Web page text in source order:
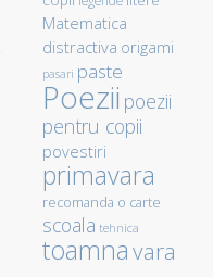
Matematica
distractiva origami
pasari paste
Poezii poezii
pentru copii
povestiri
primavara
recomanda o carte
scoala tehnica
toamnavara